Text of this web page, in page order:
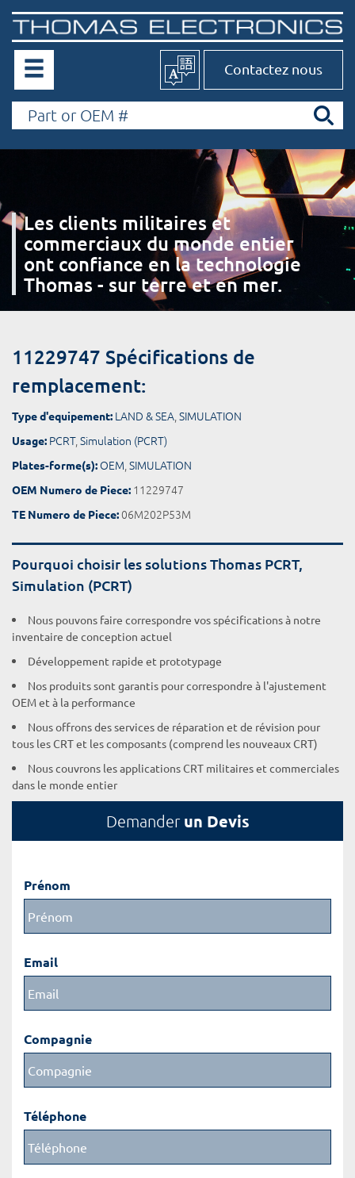
Contactez nous
Les clients militaires et
commerciaux du monde entier
ont confiance en la technologie
Thomas - sur terre et en mer.
11229747 Spécifications de
remplacement:
Type d'equipement: LAND & SEA,SIMULATION
Usage: PCRT,Simulation (PCRT)
Plates-forme(s): OEM,SIMULATION
OEM Numero de Piece: 11229747
TE Numero de Piece:06M202P53M
Pourquoi choisir les solutions Thomas PCRT,
Simulation (PCRT)
Nous pouvons faire correspondre vos spécifications à notre
inventaire de conception actuel
Développement rapide et prototypage
Nos produits sont garantis pour correspondre à l'ajustement
OEM et à la performance
Nous offrons des services de réparation et de révision pour
tous les CRT et les composants (comprend les nouveaux CRT)
Nous couvrons les applications CRT militaires et commerciales
dans le monde entier
Demander un Devis
Prénom
Email
Compagnie
Téléphone